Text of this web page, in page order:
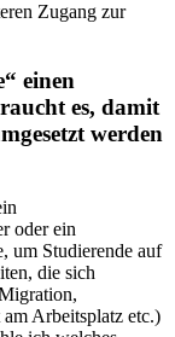
Zugang zur
einen
es, damit
werden
oder ein
um Studierende auf
die sich
Arbeitsplatz etc.)